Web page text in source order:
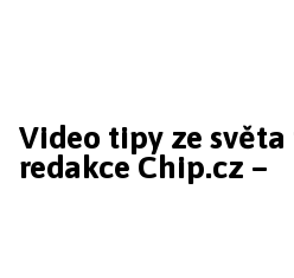
Video tipy ze
redakce Chip.cz –